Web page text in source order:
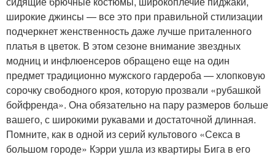
широкие джинсы — все это при правильной стилизации
подчеркнет женственность даже лучше приталенного
платья в цветок. В этом сезоне внимание звездных
модниц и инфлюенсеров обращено еще на один
предмет традиционно мужского гардероба — хлопковую
сорочку свободного кроя, которую прозвали «рубашкой
бойфренда». Она обязательно на пару размеров больше
вашего, с широкими рукавами и достаточной длинная.
Помните, как в одной из серий культового «Секса в
большом городе» Кэрри ушла из квартиры Бига в его